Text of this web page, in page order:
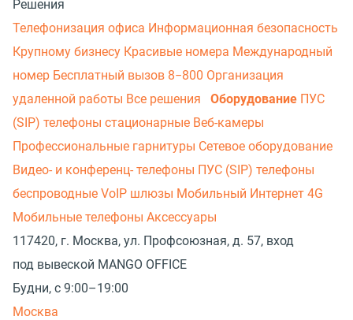
Решения
Телефонизация офиса Информационная безопасность
Крупному бизнесу Красивые номера Международный
номер Бесплатный вызов 8−800 Организация
удаленной работы Все решения Оборудование ПУС
(SIP) телефоны стационарные Веб-камеры
Профессиональные гарнитуры Сетевое оборудование
Видео- и конференц- телефоны ПУС (SIP) телефоны
беспроводные VoIP шлюзы Мобильный Интернет 4G
Мобильные телефоны Аксессуары
117420, г. Москва, ул. Профсоюзная, д. 57, вход
под вывеской MANGO OFFICE
Будни, с 9:00–19:00
Москва